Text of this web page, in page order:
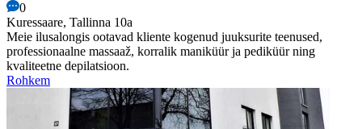
0
Kuressaare, Tallinna 10a
Meie ilusalongis ootavad kliente kogenud juuksurite teenused,
professionaalne massaaž, korralik maniküür ja pediküür ning
kvaliteetne depilatsioon.
Rohkem